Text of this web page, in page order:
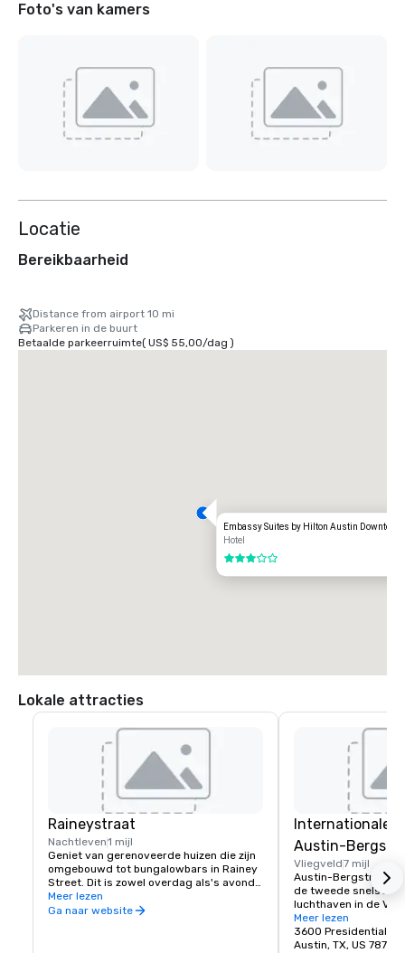
Foto's van kamers
Locatie
Bereikbaarheid
Distance from airport 10 mi
Parkeren in de buurt
Betaalde parkeerruimte( US$ 55,00/dag )
Embassy Suites by Hilton Austin
Hotel
3 van 5
Lokale attracties
Raineystraat
Nachtleven1 mijl
Geniet van gerenoveerde huizen die zijn
omgebouwd tot bungalowbars in Rainey
Street. Dit is zowel overdag als's avonds
een geweldige bestemming voor
cocktails, sit-down dining en
Meer lezen
Ga naar website
Internationale
Austin-
Vliegveld7 mijl
Austin-Bergstrom
de tweede snelst
luchthaven in de
Austin-Bergstrom is
economische motor
zorgt voor meer dan
Meer lezen
3600 Presidential
Austin, TX, US 78719